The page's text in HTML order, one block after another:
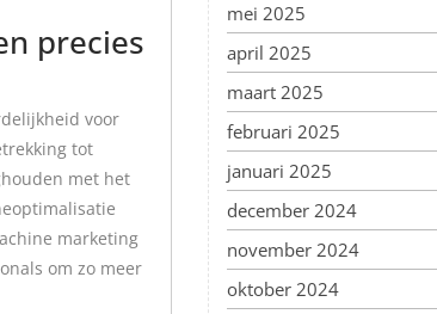
precies
voor
tot
met het
marketing
om zo meer
mei 2025
april 2025
maart 2025
februari 2025
januari 2025
december 2024
november 2024
oktober 2024